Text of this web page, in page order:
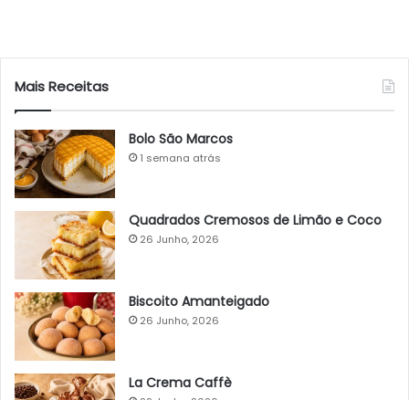
Mais Receitas
Bolo São Marcos
1 semana atrás
Quadrados Cremosos de Limão e Coco
26 Junho, 2026
Biscoito Amanteigado
26 Junho, 2026
La Crema Caffè